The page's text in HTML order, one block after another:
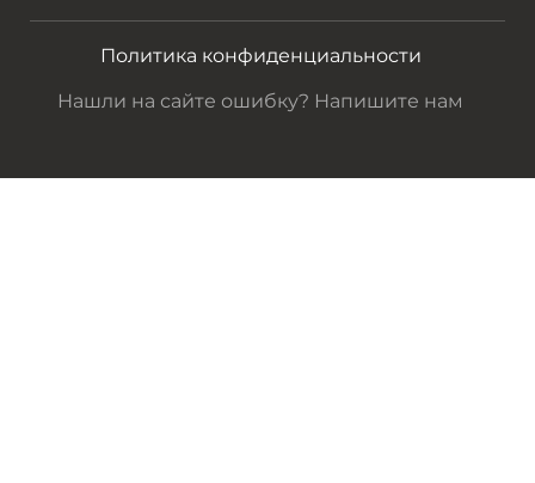
Политика конфиденциальности
Нашли на сайте ошибку? Напишите нам